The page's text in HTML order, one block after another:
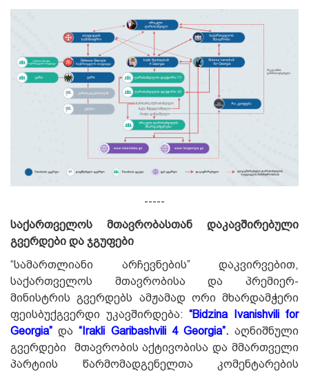
-----
საქართველოს მთავრობასთან დაკავშირებული
გვერდები და ჯგუფები
“სამართლიანი არჩევნების” დაკვირვებით,
საქართველოს მთავრობისა და პრემიერ-
მინისტრის გვერდებს ამჟამად ორი მხარდამჭერი
ფეისბუქგვერდი უკავშირდება: “Bidzina Ivanishvili for
Georgia” და“Irakli Garibashvili 4 Georgia”.აღნიშნული
გვერდები მთავრობის აქტივობისა და მმართველი
პარტიის წარმომადგენელთა კომენტარების